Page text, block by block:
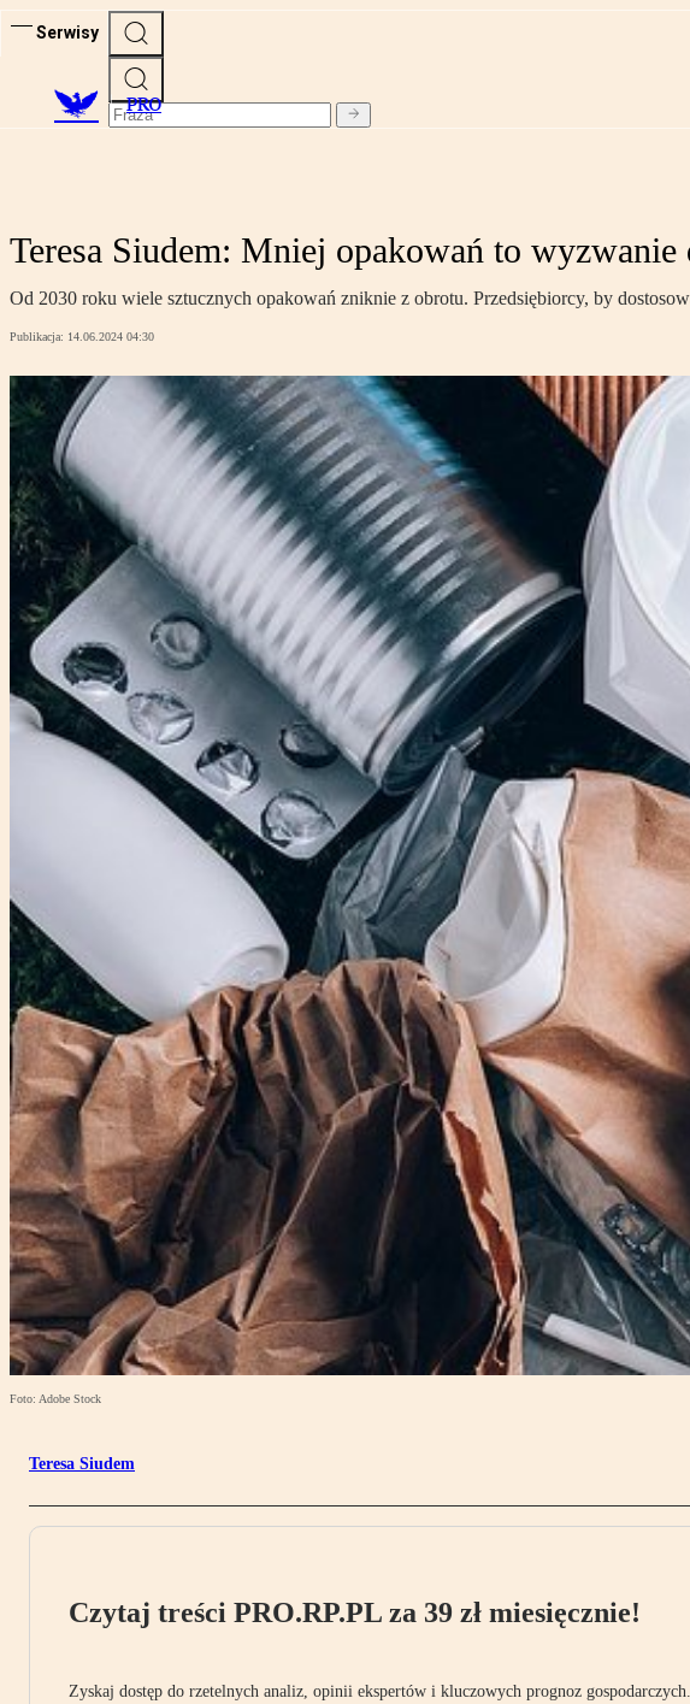
Serwisy
PRO
Teresa Siudem: Mniej opakowań to
Od 2030 roku wiele sztucznych opakowań zniknie z obrotu. Przedsiębiorcy, by
Publikacja: 14.06.2024 04:30
Foto: Adobe Stock
Teresa Siudem
Czytaj treści PRO.RP.PL za 39 zł miesięcznie!
Zyskaj dostęp do rzetelnych analiz, opinii ekspertów i kluczowych prognoz